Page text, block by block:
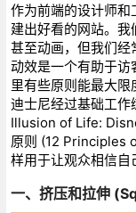
作为前端的设计师和
建出好看的网站。
甚至动画，但我们经
动效是一个有助于
里有些原则能最大限
迪士尼经过基础工作
Illusion of Life:
原则 (12 Principles
样用于让观众相信自
一、挤压和拉伸